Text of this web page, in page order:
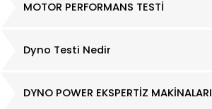
MOTOR PERFORMANS TESTİ
Dyno Testi Nedir
DYNO POWER EKSPERTİZ MAKİNALARI